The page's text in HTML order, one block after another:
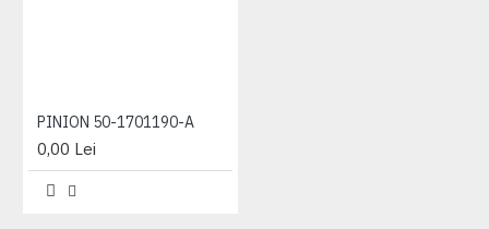
PINION 50-1701190-A
0,00 Lei